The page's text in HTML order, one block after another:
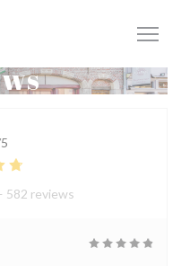
582 reviews